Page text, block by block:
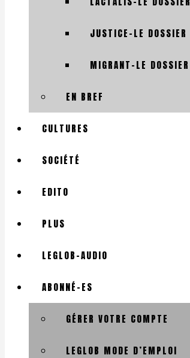
JUSTICE-LE DOSSIER
MIGRANT-LE DOSSIER
EN BREF
CULTURES
SOCIÉTÉ
EDITO
PLUS
LEGLOB-AUDIO
ABONNÉ-ES
GÉRER VOTRE COMPTE
LEGLOB MODE D’EMPLOI